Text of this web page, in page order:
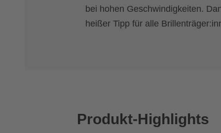
bei hohen Geschwindigkeiten.
heißer Tipp für alle
Produkt-Highlights